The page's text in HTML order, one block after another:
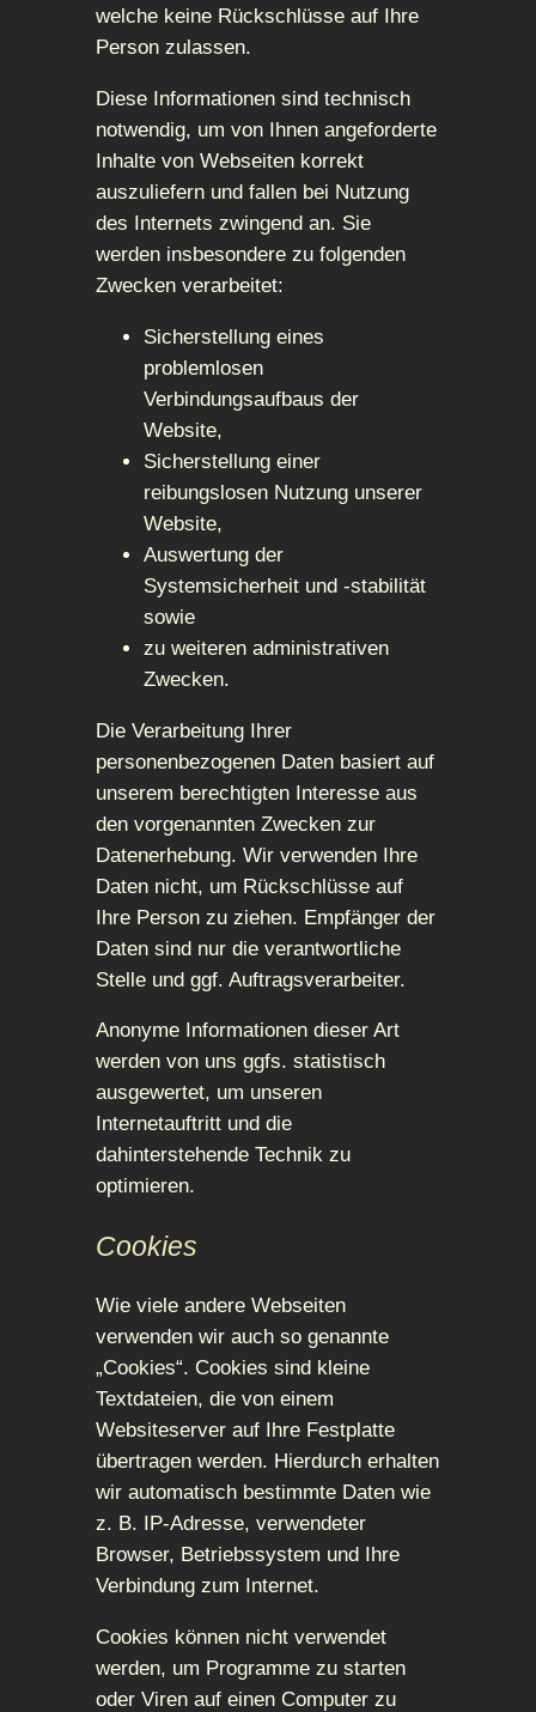
welche keine Rückschlüsse auf Ihre
Person zulassen.
Diese Informationen sind technisch
notwendig, um von Ihnen angeforderte
Inhalte von Webseiten korrekt
auszuliefern und fallen bei Nutzung
des Internets zwingend an. Sie
werden insbesondere zu folgenden
Zwecken verarbeitet:
Sicherstellung eines
problemlosen
Verbindungsaufbaus der
Website,
Sicherstellung einer
reibungslosen Nutzung unserer
Website,
Auswertung der
Systemsicherheit und -stabilität
sowie
zu weiteren administrativen
Zwecken.
Die Verarbeitung Ihrer
personenbezogenen Daten basiert auf
unserem berechtigten Interesse aus
den vorgenannten Zwecken zur
Datenerhebung. Wir verwenden Ihre
Daten nicht, um Rückschlüsse auf
Ihre Person zu ziehen. Empfänger der
Daten sind nur die verantwortliche
Stelle und ggf. Auftragsverarbeiter.
Anonyme Informationen dieser Art
werden von uns ggfs. statistisch
ausgewertet, um unseren
Internetauftritt und die
dahinterstehende Technik zu
optimieren.
Cookies
Wie viele andere Webseiten
verwenden wir auch so genannte
„Cookies“. Cookies sind kleine
Textdateien, die von einem
Websiteserver auf Ihre Festplatte
übertragen werden. Hierdurch erhalten
wir automatisch bestimmte Daten wie
z. B. IP-Adresse, verwendeter
Browser, Betriebssystem und Ihre
Verbindung zum Internet.
Cookies können nicht verwendet
werden, um Programme zu starten
oder Viren auf einen Computer zu